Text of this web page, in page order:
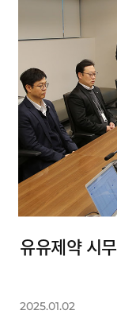
유유제약 시
2025.01.02